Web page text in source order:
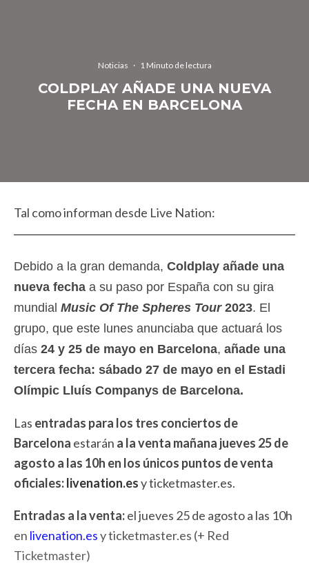
Noticias · 1 Minuto de lectura
COLDPLAY AÑADE UNA NUEVA
FECHA EN BARCELONA
Tal como informan desde Live Nation:
Debido a la gran demanda, Coldplay añade una
nueva fecha a su paso por España con su gira
mundial Music Of The Spheres Tour 2023. El
grupo, que este lunes anunciaba que actuará los
días 24 y 25 de mayo en Barcelona, añade una
tercera fecha: sábado 27 de mayo en el Estadi
Olímpic Lluís Companys de Barcelona.
Las entradas para los tres conciertos de
Barcelona estarán a la venta mañana jueves 25 de
agosto a las 10h en los únicos puntos de venta
oficiales:livenation.esy ticketmaster.es.
Entradas a la venta:el jueves 25 de agosto a las 10h
en livenation.esy ticketmaster.es (+ Red
Ticketmaster)